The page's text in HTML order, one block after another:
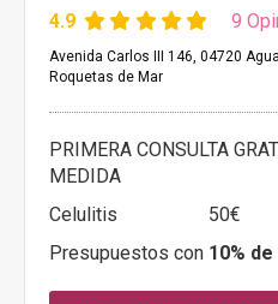
4.9 9
Avenida Carlos III 146, 04720
Roquetas de Mar
PRIMERA CONSULTA
MEDIDA
Celulitis
50€
Presupuestos con 10%